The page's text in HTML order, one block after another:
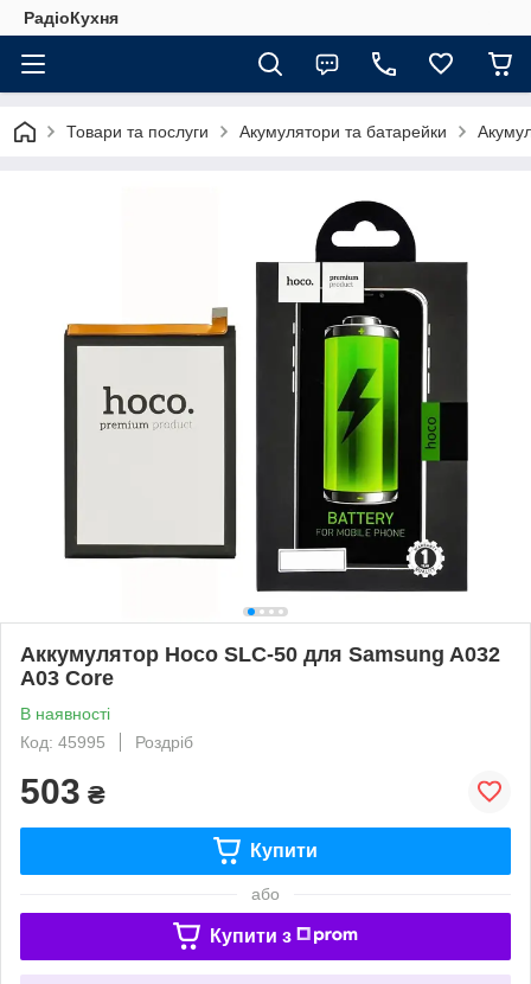
РадіоКухня
Товари та послуги Акумулятори та батарейки
Аккумулятор Hoco SLC-50 для Samsung A032
A03 Core
В наявності
Код: 45995
Роздріб
503 ₴
Купити
або
Купити з